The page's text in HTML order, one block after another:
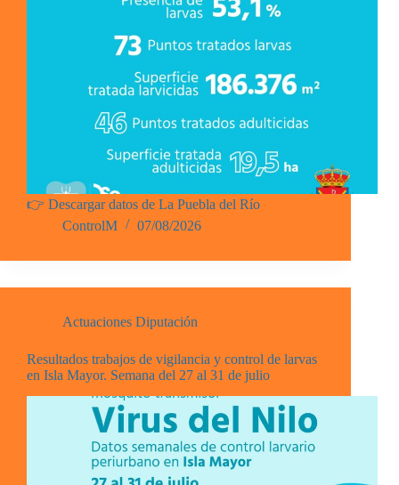
👉 Descargar datos de La Puebla del Río
ControlM
07/08/2026
Actuaciones Diputación
Resultados trabajos de vigilancia y control de larvas
en Isla Mayor. Semana del 27 al 31 de julio